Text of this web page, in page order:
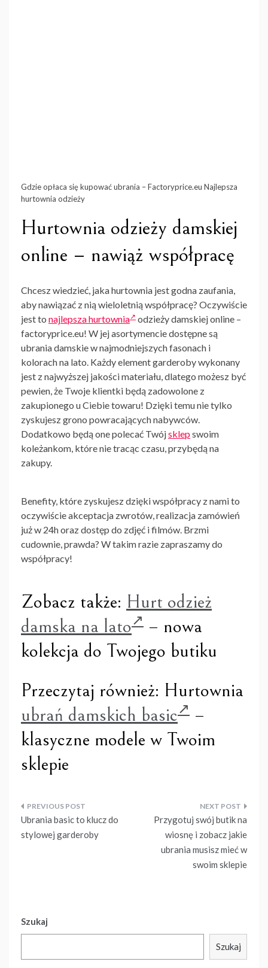
Gdzie opłaca się kupować ubrania – Factoryprice.eu Najlepsza
hurtownia odzieży
Hurtownia odzieży damskiej
online – nawiąż współpracę
Chcesz wiedzieć, jaka hurtownia jest godna zaufania,
aby nawiązać z nią wieloletnią współpracę? Oczywiście
jest to najlepsza hurtownia odzieży damskiej online –
factoryprice.eu! W jej asortymencie dostępne są
ubrania damskie w najmodniejszych fasonach i
kolorach na lato. Każdy element garderoby wykonany
jest z najwyższej jakości materiału, dlatego możesz być
pewien, że Twoje klientki będą zadowolone z
zakupionego u Ciebie towaru! Dzięki temu nie tylko
zyskujesz grono powracających nabywców.
Dodatkowo będą one polecać Twójsklepswoim
koleżankom, które nie tracąc czasu, przybędą na
zakupy.
Benefity, które zyskujesz dzięki współpracy z nami to
oczywiście akceptacja zwrotów, realizacja zamówień
już w 24h oraz dostęp do zdjęć i filmów. Brzmi
cudownie, prawda? W takim razie zapraszamy do
współpracy!
Zobacz także: Hurt odzież
damska na lato
– nowa
kolekcja do Twojego butiku
Przeczytaj również: Hurtownia
ubrań damskich basic
–
klasyczne modele w Twoim
sklepie
Nawigacja
wpisu
Ubrania basic to klucz do
stylowej garderoby
Przygotuj swój butik na
wiosnę i zobacz jakie
ubrania musisz mieć w
swoim sklepie
Szukaj
Szukaj